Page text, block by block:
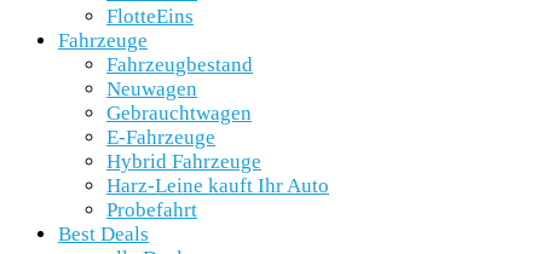
FlotteEins
Fahrzeuge
Fahrzeugbestand
Neuwagen
Gebrauchtwagen
E-Fahrzeuge
Hybrid Fahrzeuge
Harz-Leine kauft Ihr Auto
Probefahrt
Best Deals